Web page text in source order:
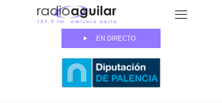
EN DIRECTO